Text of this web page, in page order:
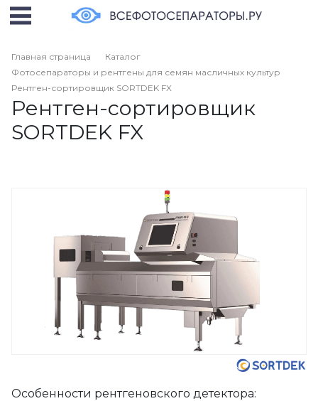
Главная страница
Каталог
Фотосепараторы и рентгены для семян масличных культур
Рентген-сортировщик SORTDEK FX
Рентген-сортировщик
SORTDEK FX
Особенности рентгеновского детектора: